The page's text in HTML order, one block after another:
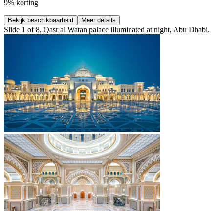
9% korting
Bekijk beschikbaarheid Meer details
Slide 1 of 8, Qasr al Watan palace illuminated at night, Abu Dhabi.